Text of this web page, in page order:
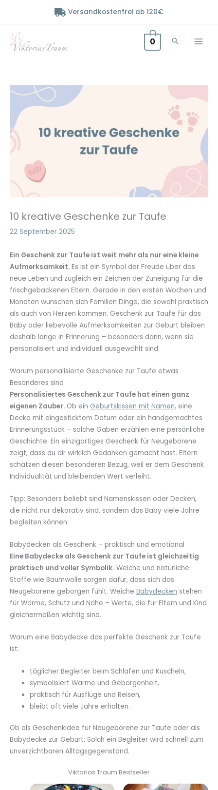
Versandkostenfrei ab 120€
0
10 kreative Geschenke zur Taufe
22 September 2025
Ein Geschenk zur Taufe ist weit mehr als nur eine kleine
Aufmerksamkeit. Es ist ein Symbol der Freude über das
neue Leben und zugleich ein Zeichen der Zuneigung für die
frischgebackenen Eltern. Gerade in den ersten Wochen und
Monaten wünschen sich Familien Dinge, die sowohl praktisch
als auch von Herzen kommen. Geschenk zur Taufe für das
Baby oder liebevolle Aufmerksamkeiten zur Geburt bleiben
deshalb lange in Erinnerung – besonders dann, wenn sie
personalisiert und individuell ausgewählt sind.
Warum personalisierte Geschenke zur Taufe etwas
Besonderes sind
Personalisiertes Geschenk zur Taufe hat einen ganz
eigenen Zauber. Ob ein Geburtskissen mit Namen, eine
Decke mit eingesticktem Datum oder ein handgemachtes
Erinnerungsstück – solche Gaben erzählen eine persönliche
Geschichte. Ein einzigartiges Geschenk für Neugeborene
zeigt, dass du dir wirklich Gedanken gemacht hast. Eltern
schätzen diesen besonderen Bezug, weil er dem Geschenk
Individualität und bleibenden Wert verleiht.
Tipp: Besonders beliebt sind Namenskissen oder Decken,
die nicht nur dekorativ sind, sondern das Baby viele Jahre
begleiten können.
Babydecken als Geschenk – praktisch und emotional
Eine Babydecke als Geschenk zur Taufe ist gleichzeitig
praktisch und voller Symbolik. Weiche und natürliche
Stoffe wie Baumwolle sorgen dafür, dass sich das
Neugeborene geborgen fühlt. Weiche Babydecken stehen
für Wärme, Schutz und Nähe – Werte, die für Eltern und Kind
gleichermaßen wichtig sind.
Warum eine Babydecke das perfekte Geschenk zur Taufe
ist:
täglicher Begleiter beim Schlafen und Kuscheln,
symbolisiert Wärme und Geborgenheit,
praktisch für Ausflüge und Reisen,
bleibt oft viele Jahre erhalten.
Ob als Geschenkidee für Neugeborene zur Taufe oder als
Babydecke zur Geburt: Solch ein Begleiter wird schnell zum
unverzichtbaren Alltagsgegenstand.
Viktorias Traum Bestseller